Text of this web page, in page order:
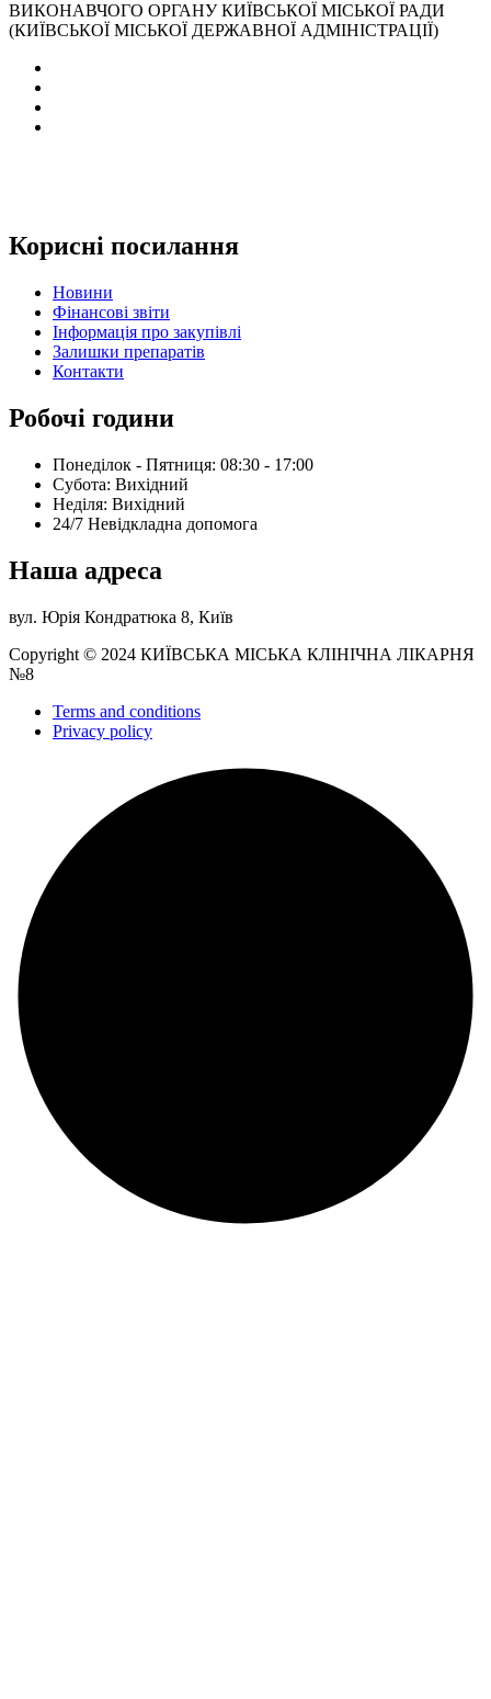
ВИКОНАВЧОГО ОРГАНУ КИЇВСЬКОЇ МІСЬКОЇ РАДИ
(КИЇВСЬКОЇ МІСЬКОЇ ДЕРЖАВНОЇ АДМІНІСТРАЦІЇ)
Корисні посилання
Новини
Фінансові звіти
Інформація про закупівлі
Залишки препаратів
Контакти
Робочі години
Понеділок - Пятниця: 08:30 - 17:00
Субота: Вихідний
Нeділя: Вихідний
24/7 Невідкладна допомога
Наша адреса
вул. Юрія Кондратюка 8, Київ
Copyright © 2024 КИЇВСЬКА МІСЬКА КЛІНІЧНА ЛІКАРНЯ
№8
Terms and conditions
Privacy policy